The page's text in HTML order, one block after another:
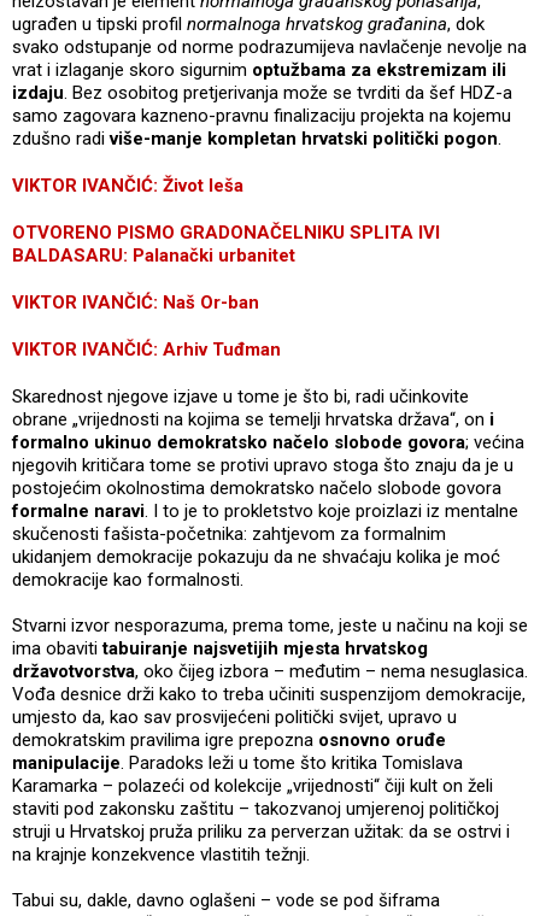
ugrađen u tipski profil normalnoga hrvatskog građanina, dok
svako odstupanje od norme podrazumijeva navlačenje nevolje na
vrat i izlaganje skoro sigurnim optužbama za ekstremizam ili
izdaju. Bez osobitog pretjerivanja može se tvrditi da šef HDZ-a
samo zagovara kazneno-pravnu finalizaciju projekta na kojemu
zdušno radiviše-manje kompletan hrvatski politički pogon.
VIKTOR IVANČIĆ: Život leša
OTVORENO PISMO GRADONAČELNIKU SPLITA IVI
BALDASARU: Palanački urbanitet
VIKTOR IVANČIĆ: Naš Or-ban
VIKTOR IVANČIĆ: Arhiv Tuđman
Skarednost njegove izjave u tome je što bi, radi učinkovite
obrane „vrijednosti na kojima se temelji hrvatska država“, on i
formalno ukinuo demokratsko načelo slobode govora; većina
njegovih kritičara tome se protivi upravo stoga što znaju da je u
postojećim okolnostima demokratsko načelo slobode govora
formalne naravi. I to je to prokletstvo koje proizlazi iz mentalne
skučenosti fašista-početnika: zahtjevom za formalnim
ukidanjem demokracije pokazuju da ne shvaćaju kolika je moć
demokracije kao formalnosti.
Stvarni izvor nesporazuma, prema tome, jeste u načinu na koji se
ima obavititabuiranje najsvetijih mjesta hrvatskog
državotvorstva, oko čijeg izbora – međutim – nema nesuglasica.
Vođa desnice drži kako to treba učiniti suspenzijom demokracije,
umjesto da, kao sav prosvijećeni politički svijet, upravo u
demokratskim pravilima igre prepozna osnovno oruđe
manipulacije. Paradoks leži u tome što kritika Tomislava
Karamarka – polazeći od kolekcije „vrijednosti“ čiji kult on želi
staviti pod zakonsku zaštitu – takozvanoj umjerenoj političkoj
struji u Hrvatskoj pruža priliku za perverzan užitak: da se ostrvi i
na krajnje konzekvence vlastitih težnji.
Tabui su, dakle, davno oglašeni – vode se pod šiframa